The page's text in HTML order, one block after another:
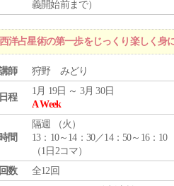
義開始前まで）
洋占星術の第一歩をじっくり楽しく身
師 狩野 みどり
日程
1月 19日 ～ 3月 30日
A Week
時間
隔週 （火 ）
13：10～14：30／14：50～16：10
（1日2コマ）
回数
全12回